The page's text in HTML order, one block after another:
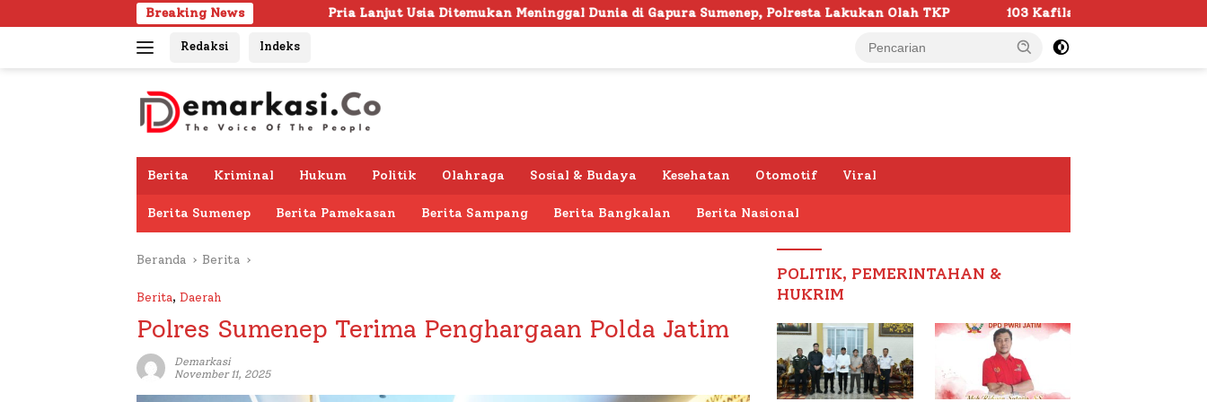
ke
Breaking News
Pria Lanjut Usia Ditemukan Meninggal Dunia di Gapura Sumenep, Polresta Lakukan Olah TKP 103 Kafilah Siap Ramaikan MTQ KORPRI VIII Nasional
Redaksi Indeks
Berita Kriminal Hukum Politik Olahraga Sosial & Budaya Kesehatan Otomotif Viral
Berita Sumenep Berita Pamekasan Berita Sampang Berita Bangkalan Berita Nasional
Beranda Berita
Berita, Daerah
Polres Sumenep Terima Penghargaan Polda Jatim
Demarkasi
November 11, 2025
POLITIK, PEMERINTAHAN &
HUKRIM